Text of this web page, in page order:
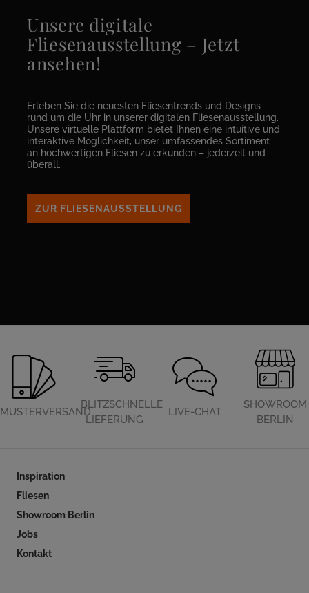
Unsere digitale
Fliesenausstellung – Jetzt
ansehen!
Erleben Sie die neuesten Fliesentrends und Designs
rund um die Uhr in unserer digitalen Fliesenausstellung.
Unsere virtuelle Plattform bietet Ihnen eine intuitive und
interaktive Möglichkeit, unser umfassendes Sortiment
an hochwertigen Fliesen zu erkunden – jederzeit und
überall.
ZUR FLIESENAUSSTELLUNG
MUSTERVERSAND
BLITZSCHNELLE
LIEFERUNG
LIVE-CHAT
SHOWROOM
BERLIN
Inspiration
Fliesen
Showroom Berlin
Jobs
Kontakt